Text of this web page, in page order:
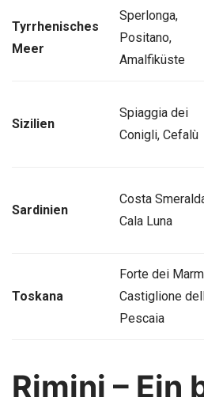
Tyrrhenisches
Meer
Sperlonga,
Positano,
Amalfiküste
Sizilien
Spiaggia dei
Conigli, Cefalù
Sardinien
Costa
Cala Luna
Toskana
Forte dei
Castiglione
Pescaia
Rimini – Ein